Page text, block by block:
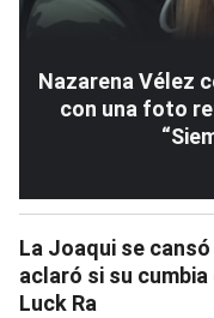
Nazarena Vélez
con una foto
La Joaqui se
aclaró si su
Luck Ra